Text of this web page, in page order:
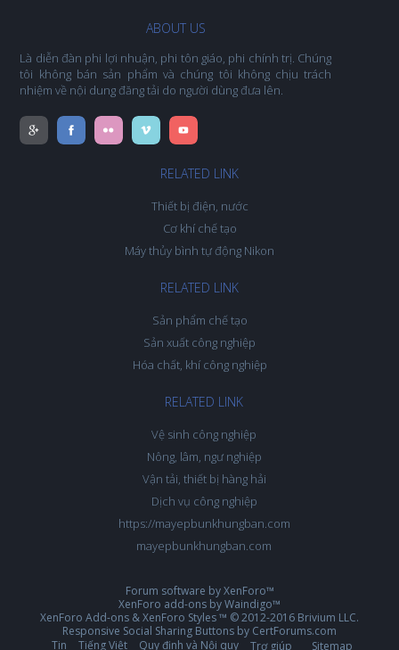
ABOUT US
Là diễn đàn phi lợi nhuận, phi tôn giáo, phi chính trị. Chúng
tôi không bán sản phẩm và chúng tôi không chịu trách
nhiệm về nội dung đăng tải do người dùng đưa lên.
RELATED LINK
Thiết bị điện, nước
Cơ khí chế tạo
Máy thủy bình tự động Nikon
RELATED LINK
Sản phẩm chế tạo
Sản xuất công nghiệp
Hóa chất, khí công nghiệp
RELATED LINK
Vệ sinh công nghiệp
Nông, lâm, ngư nghiệp
Vận tải, thiết bị hàng hải
Dịch vụ công nghiệp
https://mayepbunkhungban.com
mayepbunkhungban.com
Forum software by XenForo™
XenForo add-ons by Waindigo™
XenForo Add-ons &XenForo Styles™ © 2012-2016 Brivium LLC.
Responsive Social Sharing Buttons by CertForums.com
Tin
Tiếng Việt Quy định và Nội quy Trợ giúp Sitemap